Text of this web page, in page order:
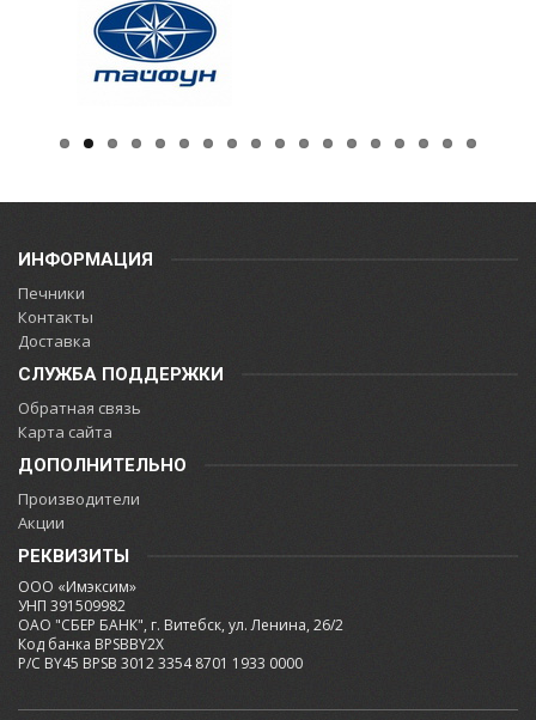
ИНФОРМАЦИЯ
Печники
Контакты
Доставка
СЛУЖБА ПОДДЕРЖКИ
Обратная связь
Карта сайта
ДОПОЛНИТЕЛЬНО
Производители
Акции
РЕКВИЗИТЫ
ООО «Имэксим»
УНП 391509982
ОАО "СБЕР БАНК", г. Витебск, ул. Ленина, 26/2
Код банка BPSBBY2X
Р/С BY45 BPSB 3012 3354 8701 1933 0000